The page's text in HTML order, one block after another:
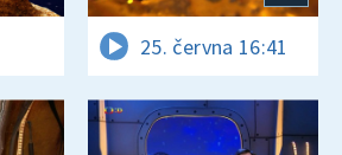
25. června 16:41